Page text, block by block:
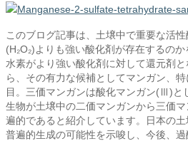
このブログ記事は、土壌中で重要な活
(H₂O₂)よりも強い酸化剤が存在するの
水素がより強い酸化剤に対して還元剤
ら、その有力な候補としてマンガン、
目。三価マンガンは酸化マンガン(Ⅲ)と
生物が土壌中の二価マンガンから三価
遍的であると紹介しています。日本の
普遍的生成の可能性を示唆し、今後、